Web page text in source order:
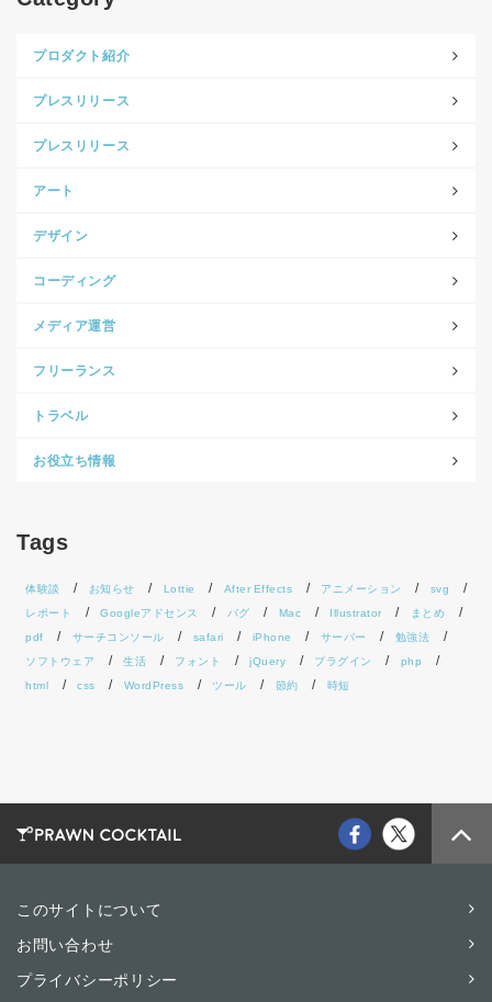
プロダクト紹介
プレスリリース
プレスリリース
アート
デザイン
コーディング
メディア運営
フリーランス
トラベル
お役立ち情報
Tags
体験談 お知らせ Lottie After Effects アニメーション
svg
レポート
Googleアドセンス バグ Mac Illustrator
まとめ
pdf
サーチコンソール safari iPhone サーバー
勉強法
ソフトウェア
生活 フォント jQuery プラグイン
php
html
css WordPress ツール 節約 時短
このサイトについて
お問い合わせ
プライバシーポリシー